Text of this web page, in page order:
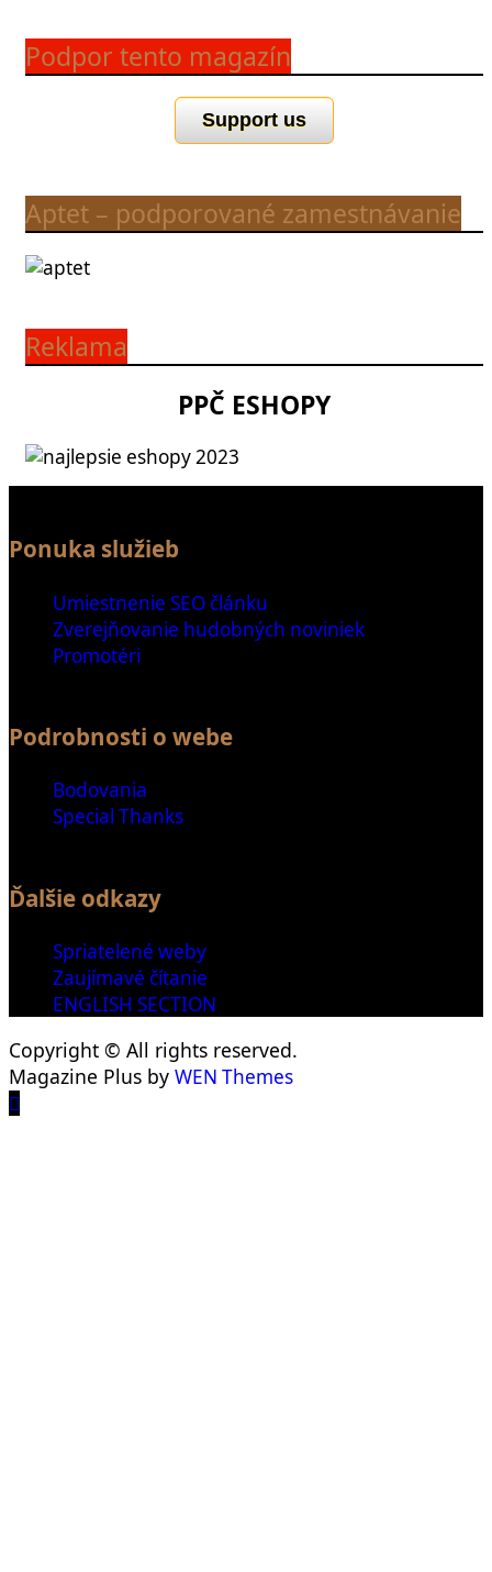
Podpor tento magazín
Support us
Aptet – podporované zamestnávanie
Reklama
PPČ ESHOPY
Ponuka služieb
Umiestnenie SEO článku
Zverejňovanie hudobných noviniek
Promotéri
Podrobnosti o webe
Bodovania
Special Thanks
Ďalšie odkazy
Spriatelené weby
Zaujímavé čítanie
ENGLISH SECTION
Copyright © All rights reserved.
Magazine Plus by WEN Themes